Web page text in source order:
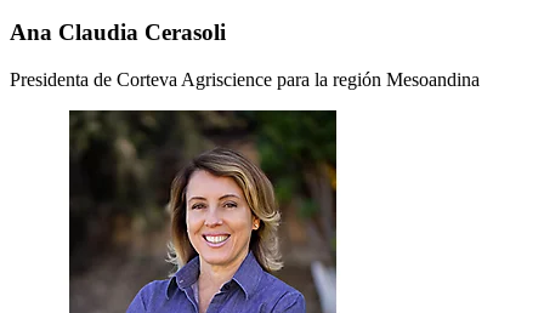
Ana Claudia Cerasoli
Presidenta de Corteva Agriscience para la región Mesoandina